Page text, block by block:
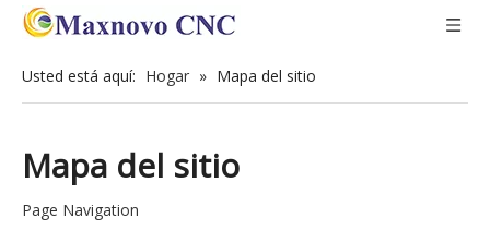
Usted está aquí: Hogar » Mapa del sitio
Mapa del sitio
Page Navigation